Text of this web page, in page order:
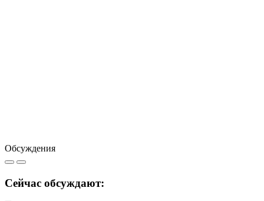
Обсуждения
Сейчас обсуждают: